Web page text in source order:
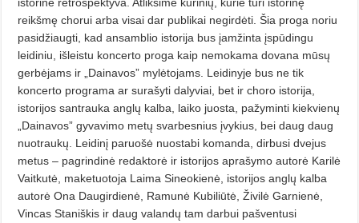
reikšmę chorui arba visai dar publikai negirdėti. Šia proga noriu
pasidžiaugti, kad ansamblio istorija bus įamžinta įspūdingu
leidiniu, išleistu koncerto proga kaip nemokama dovana mūsų
gerbėjams ir „Dainavos” mylėtojams. Leidinyje bus ne tik
koncerto programa ar surašyti dalyviai, bet ir choro isto­rija,
istorijos santrauka anglų kalba, laiko juosta, pažyminti kiekvienų
„Dainavos” gyvavimo metų svarbes­nius įvykius, bei daug daug
nuotrau­kų. Leidinį paruošė nuostabi komanda, dirbusi dvejus
metus – pagrindinė redaktorė ir istorijos aprašymo au­to­rė Karilė
Vaitkutė, maketuotoja Lai­ma Sineokienė, istorijos anglų kalba
autorė Ona Daugirdienė, Ramunė Kubiliūtė, Živilė Garnienė,
Vincas Sta­niškis ir daug valandų tam darbui pašventusi